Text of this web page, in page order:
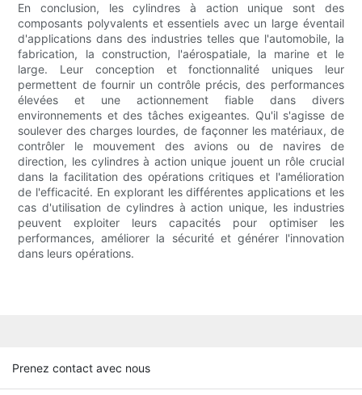
En conclusion, les cylindres à action unique sont des
composants polyvalents et essentiels avec un large éventail
d'applications dans des industries telles que l'automobile, la
fabrication, la construction, l'aérospatiale, la marine et le
large. Leur conception et fonctionnalité uniques leur
permettent de fournir un contrôle précis, des performances
élevées et une actionnement fiable dans divers
environnements et des tâches exigeantes. Qu'il s'agisse de
soulever des charges lourdes, de façonner les matériaux, de
contrôler le mouvement des avions ou de navires de
direction, les cylindres à action unique jouent un rôle crucial
dans la facilitation des opérations critiques et l'amélioration
de l'efficacité. En explorant les différentes applications et les
cas d'utilisation de cylindres à action unique, les industries
peuvent exploiter leurs capacités pour optimiser les
performances, améliorer la sécurité et générer l'innovation
dans leurs opérations.
Prenez contact avec nous